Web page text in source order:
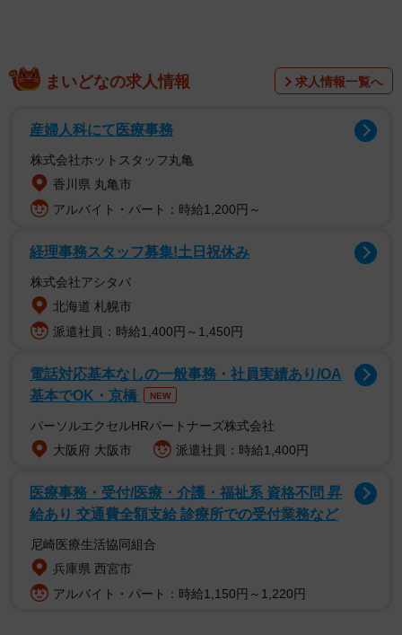
スで、とにかく食べることが大好き、家ではのんびりまっ
たり過ごしていて、お腹が空くと『ご飯まだ？』って感じ
で呼びにくるといいます。お散歩では拒否柴を発動するこ
ともありますが、走り回るときは全力で楽しむそうです。
ポストされた豆柴ぐりさんにお話を伺いました。
まいどなの求人情報 求人情報一覧へ
産婦人科にて医療事務
株式会社ホットスタッフ丸亀
香川県 丸亀市
アルバイト・パート：時給1,200円～
経理事務スタッフ募集!土日祝休み
株式会社アシタバ
北海道 札幌市
派遣社員：時給1,400円～1,450円
電話対応基本なしの一般事務・社員実績あり/OA
基本でOK・京橋
NEW
パーソルエクセルHRパートナーズ株式会社
大阪府 大阪市
派遣社員：時給1,400円
医療事務・受付/医療・介護・福祉系 資格不問 昇
給あり 交通費全額支給 診療所での受付業務など
尼崎医療生活協同組合
兵庫県 西宮市
アルバイト・パート：時給1,150円～1,220円